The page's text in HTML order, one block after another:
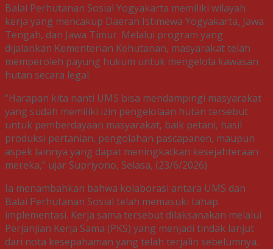
Balai Perhutanan Sosial Yogyakarta memiliki wilayah
kerja yang mencakup Daerah Istimewa Yogyakarta, Jawa
Tengah, dan Jawa Timur. Melalui program yang
dijalankan Kementerian Kehutanan, masyarakat telah
memperoleh payung hukum untuk mengelola kawasan
hutan secara legal.
“Harapan kita nanti UMS bisa mendampingi masyarakat
yang sudah memiliki izin pengelolaan hutan tersebut
untuk pemberdayaan masyarakat, baik petani, hasil
produksi pertanian, pengolahan pascapanen, maupun
aspek lainnya yang dapat meningkatkan kesejahteraan
mereka,” ujar Supriyono, Selasa, (23/6/2026).
Ia menambahkan bahwa kolaborasi antara UMS dan
Balai Perhutanan Sosial telah memasuki tahap
implementasi. Kerja sama tersebut dilaksanakan melalui
Perjanjian Kerja Sama (PKS) yang menjadi tindak lanjut
dari nota kesepahaman yang telah terjalin sebelumnya.